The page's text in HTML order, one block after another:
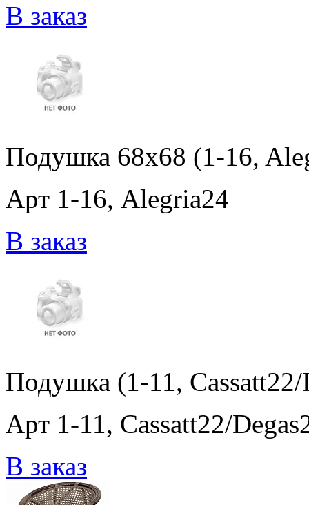
В заказ
Подушка 68x68 (1-16,
Арт 1-16, Alegria24
В заказ
Подушка (1-11, Cassatt22/
Арт 1-11, Cassatt22/
В заказ